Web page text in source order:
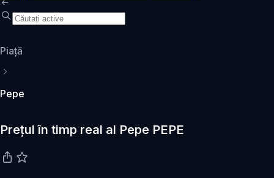
Piaţă
Pepe
Prețul în timp real al Pepe PEPE